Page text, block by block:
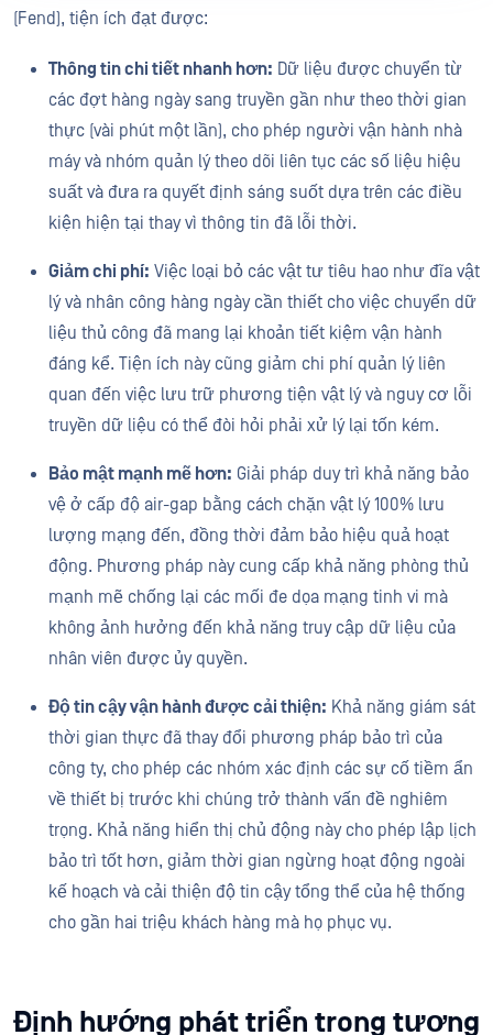
(Fend), tiện ích đạt được:
Thông tin chi tiết nhanh hơn: Dữ liệu được chuyển từ
các đợt hàng ngày sang truyền gần như theo thời gian
thực (vài phút một lần), cho phép người vận hành nhà
máy và nhóm quản lý theo dõi liên tục các số liệu hiệu
suất và đưa ra quyết định sáng suốt dựa trên các điều
kiện hiện tại thay vì thông tin đã lỗi thời.
Giảm chi phí: Việc loại bỏ các vật tư tiêu hao như đĩa vật
lý và nhân công hàng ngày cần thiết cho việc chuyển dữ
liệu thủ công đã mang lại khoản tiết kiệm vận hành
đáng kể. Tiện ích này cũng giảm chi phí quản lý liên
quan đến việc lưu trữ phương tiện vật lý và nguy cơ lỗi
truyền dữ liệu có thể đòi hỏi phải xử lý lại tốn kém.
Bảo mật mạnh mẽ hơn: Giải pháp duy trì khả năng bảo
vệ ở cấp độ air-gap bằng cách chặn vật lý 100% lưu
lượng mạng đến, đồng thời đảm bảo hiệu quả hoạt
động. Phương pháp này cung cấp khả năng phòng thủ
mạnh mẽ chống lại các mối đe dọa mạng tinh vi mà
không ảnh hưởng đến khả năng truy cập dữ liệu của
nhân viên được ủy quyền.
Độ tin cậy vận hành được cải thiện: Khả năng giám sát
thời gian thực đã thay đổi phương pháp bảo trì của
công ty, cho phép các nhóm xác định các sự cố tiềm ẩn
về thiết bị trước khi chúng trở thành vấn đề nghiêm
trọng. Khả năng hiển thị chủ động này cho phép lập lịch
bảo trì tốt hơn, giảm thời gian ngừng hoạt động ngoài
kế hoạch và cải thiện độ tin cậy tổng thể của hệ thống
cho gần hai triệu khách hàng mà họ phục vụ.
Định hướng phát triển trong tương